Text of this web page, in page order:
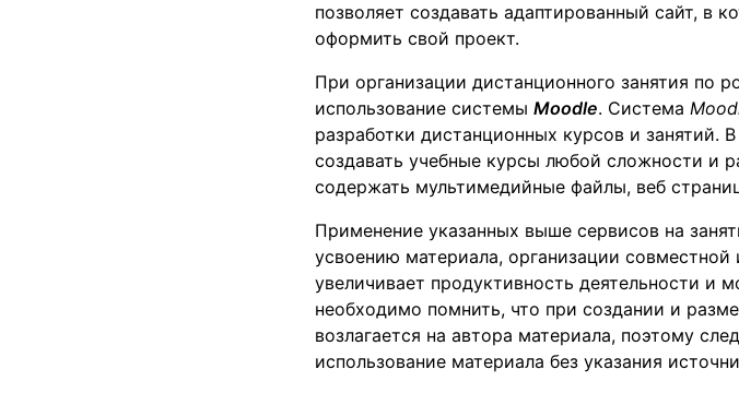
позволяет создавать адаптированный сайт, в
оформить свой проект.
При организации дистанционного занятия по
использование системы Moodle. Система
разработки дистанционных курсов и занятий.
создавать учебные курсы любой сложности и
содержать мультимедийные файлы, веб
Применение указанных выше сервисов на
усвоению материала, организации
увеличивает продуктивность деятельности и
необходимо помнить, что при создании и
возлагается на автора материала, поэтому
использование материала без указания